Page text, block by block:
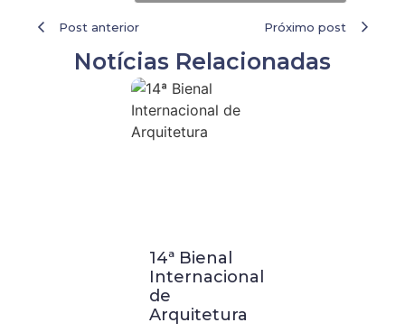
Post anterior Próximo post
Notícias Relacionadas
14ª Bienal
Internacional
de
Arquitetura